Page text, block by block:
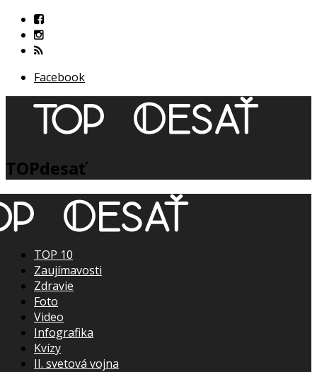
Facebook
TOPdesať
TOP 10
Zaujímavosti
Zdravie
Foto
Video
Infografika
Kvízy
II. svetová vojna